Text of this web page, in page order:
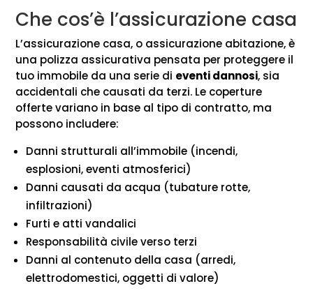
Che cos’è l’assicurazione casa
L’assicurazione casa, o assicurazione abitazione, è
una polizza assicurativa pensata per proteggere il
tuo immobile da una serie di eventi dannosi, sia
accidentali che causati da terzi. Le coperture
offerte variano in base al tipo di contratto, ma
possono includere:
Danni strutturali all’immobile (incendi,
esplosioni, eventi atmosferici)
Danni causati da acqua (tubature rotte,
infiltrazioni)
Furti e atti vandalici
Responsabilità civile verso terzi
Danni al contenuto della casa (arredi,
elettrodomestici, oggetti di valore)